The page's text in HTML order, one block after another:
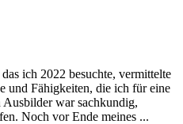
ich 2022 besuchte, vermittelte
und Fähigkeiten, die ich für eine
war sachkundig,
Noch vor Ende meines ...